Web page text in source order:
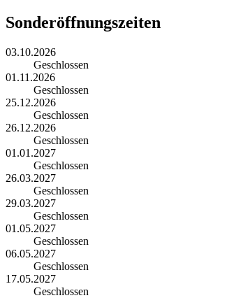
Sonderöffnungszeiten
03.10.2026
Geschlossen
01.11.2026
Geschlossen
25.12.2026
Geschlossen
26.12.2026
Geschlossen
01.01.2027
Geschlossen
26.03.2027
Geschlossen
29.03.2027
Geschlossen
01.05.2027
Geschlossen
06.05.2027
Geschlossen
17.05.2027
Geschlossen